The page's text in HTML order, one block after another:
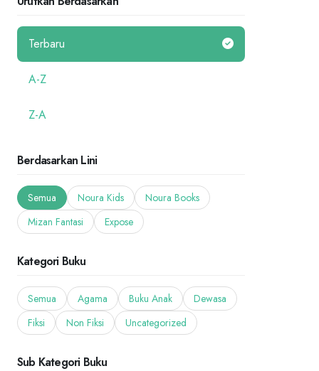
Terbaru
A-Z
Z-A
Berdasarkan Lini
Semua Noura Kids
Noura Books
Mizan Fantasi
Expose
Kategori Buku
Semua Agama Buku Anak
Dewasa
Fiksi
Non Fiksi Uncategorized
Sub Kategori Buku